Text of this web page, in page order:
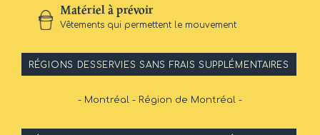
Matériel à prévoir
Vêtements qui permettent le mouvement
RÉGIONS DESSERVIES SANS FRAIS SUPPLÉMENTAIRES
- Montréal - Région de Montréal -